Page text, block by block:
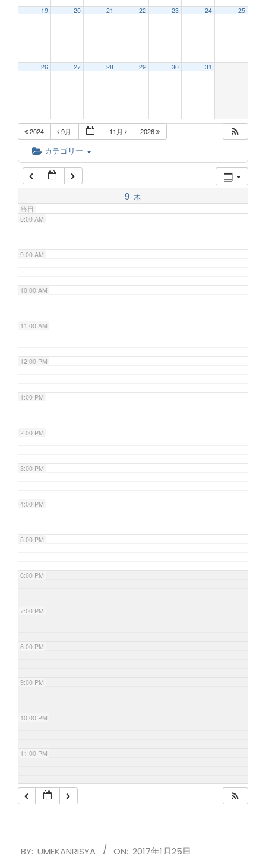
19 20 21 22 23 24 25
26 27 28 29 30 31
2024 9月 11月 2026
カテゴリー
9 木
終日
2:00 AM
6:00 AM
7:00 AM
8:00 AM
9:00 AM
10:00 AM
11:00 AM
12:00 PM
1:00 PM
2:00 PM
3:00 PM
4:00 PM
5:00 PM
6:00 PM
7:00 PM
8:00 PM
9:00 PM
10:00 PM
11:00 PM
01-
BY: UMEKANRISYA ON: 2017年1月25日